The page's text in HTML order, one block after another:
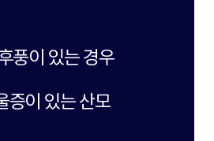
풍이 있는 경우
증이 있는 산모